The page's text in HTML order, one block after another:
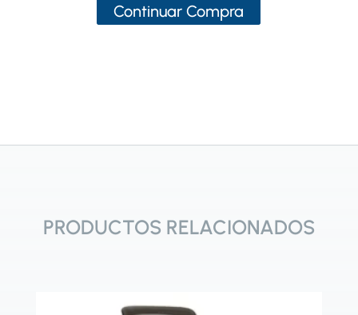
Continuar Compra
PRODUCTOS RELACIONADOS